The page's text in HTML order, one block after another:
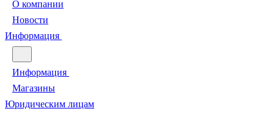
О компании
Новости
Информация
Информация
Магазины
Юридическим лицам